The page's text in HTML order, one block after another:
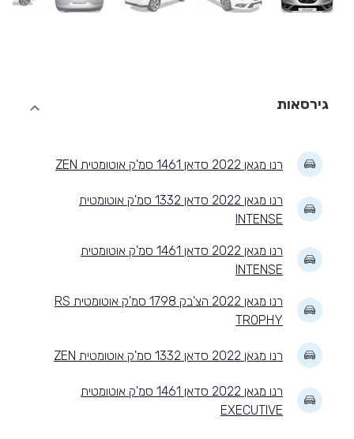
גירסאות
רנו מגאן 2022 סדאן 1461 סמ'ק אוטומטית ZEN
רנו מגאן 2022 סדאן 1332 סמ'ק אוטומטית
INTENSE
רנו מגאן 2022 סדאן 1461 סמ'ק אוטומטית
INTENSE
רנו מגאן 2022 הצ'בק 1798 סמ'ק אוטומטית RS
TROPHY
רנו מגאן 2022 סדאן 1332 סמ'ק אוטומטית ZEN
רנו מגאן 2022 סדאן 1461 סמ'ק אוטומטית
EXECUTIVE